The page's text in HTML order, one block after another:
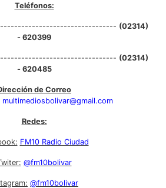
Teléfonos:
(02314)
- 620399
(02314)
- 620485
de Correo
multimediosbolivar@gmail.com
Redes:
FM10 Radio Ciudad
@fm10bolivar
@fm10bolivar